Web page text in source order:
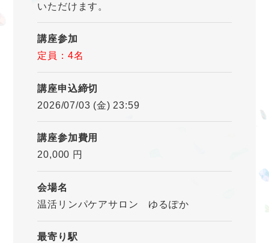
いただけます。
講座参加
定員：4名
講座申込締切
2026/07/03 (金) 23:59
講座参加費用
20,000 円
会場名
温活リンパケアサロン ゆるぽか
最寄り駅